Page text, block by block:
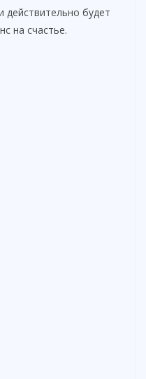
действительно будет
на счастье.